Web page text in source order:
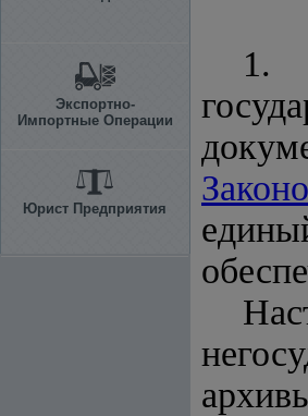
Экспортно-
Импортные Операции
Юрист Предприятия
1.